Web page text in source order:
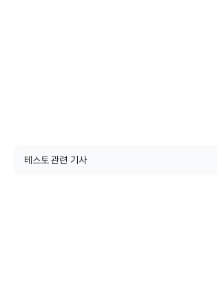
테스토 관련 기사